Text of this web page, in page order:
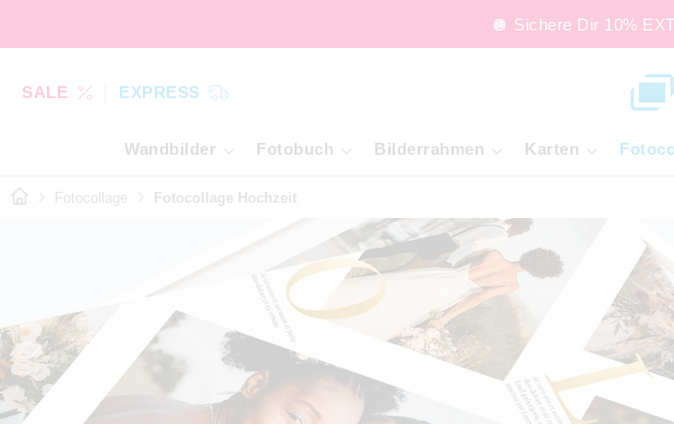
🪩 Sichere Dir 10%
SALE EXPRESS
Wandbilder Fotobuch Bilderrahmen Karten
Fotocollage Fotocollage Hochzeit